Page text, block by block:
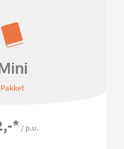
Pakket
* / p.u.